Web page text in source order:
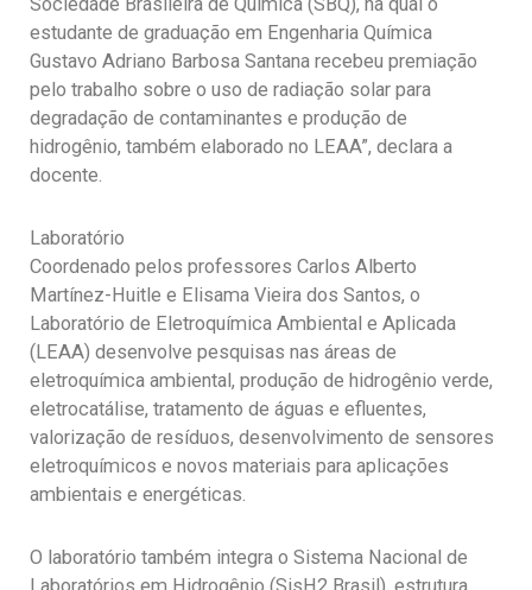
Sociedade Brasileira de Química (SBQ), na qual o
estudante de graduação em Engenharia Química
Gustavo Adriano Barbosa Santana recebeu premiação
pelo trabalho sobre o uso de radiação solar para
degradação de contaminantes e produção de
hidrogênio, também elaborado no LEAA”, declara a
docente.
Laboratório
Coordenado pelos professores Carlos Alberto
Martínez-Huitle e Elisama Vieira dos Santos, o
Laboratório de Eletroquímica Ambiental e Aplicada
(LEAA) desenvolve pesquisas nas áreas de
eletroquímica ambiental, produção de hidrogênio verde,
eletrocatálise, tratamento de águas e efluentes,
valorização de resíduos, desenvolvimento de sensores
eletroquímicos e novos materiais para aplicações
ambientais e energéticas.
O laboratório também integra o Sistema Nacional de